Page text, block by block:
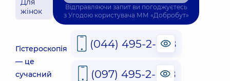
Для
жінок
Гістероскопія
— це
сучасний
Відправляючи запит ви погоджуєтесь
з Угодою користувача ММ «Добробут»
(044) 495-2-888
(097) 495-2-888